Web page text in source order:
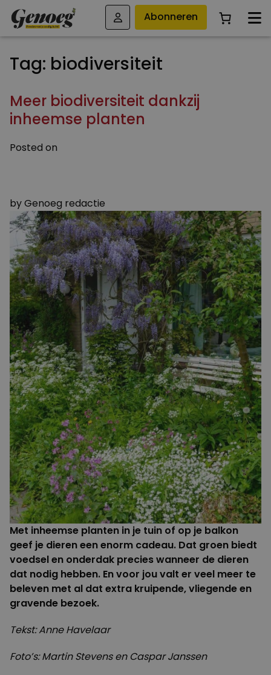
Abonneren
Tag: biodiversiteit
Meer biodiversiteit dankzij
inheemse planten
Posted on
byGenoeg redactie
Met inheemse planten in je tuin of op je balkon
geef je dieren een enorm cadeau. Dat groen biedt
voedsel en onderdak precies wanneer de dieren
dat nodig hebben. En voor jou valt er veel meer te
beleven met al dat extra kruipende, vliegende en
gravende bezoek.
Tekst: Anne Havelaar
Foto’s: Martin Stevens en Caspar Janssen